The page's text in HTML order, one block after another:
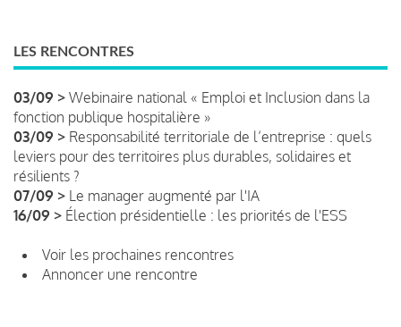
LES RENCONTRES
03/09 > Webinaire national « Emploi et Inclusion dans la
fonction publique hospitalière »
03/09 > Responsabilité territoriale de l’entreprise : quels
leviers pour des territoires plus durables, solidaires et
résilients ?
07/09 > Le manager augmenté par l'IA
16/09 > Élection présidentielle : les priorités de l'ESS
Voir les prochaines rencontres
Annoncer une rencontre